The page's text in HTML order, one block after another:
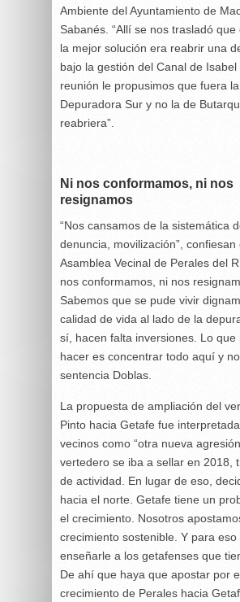
Ambiente del Ayuntamiento de
Sabanés. “Allí se nos trasladó
la mejor solución era reabrir una
bajo la gestión del Canal de Isabel
reunión le propusimos que fuera
Depuradora Sur y no la de
reabriera”.
Ni nos conformamos, ni nos
resignamos
“Nos cansamos de la sistemática
denuncia, movilización”, confiesan
Asamblea Vecinal de Perales del
nos conformamos, ni nos
Sabemos que se pude vivir
calidad de vida al lado de la
sí, hacen falta inversiones. Lo que
hacer es concentrar todo aquí y
sentencia Doblas.
La propuesta de ampliación del
Pinto hacia Getafe fue
vecinos como “otra nueva
vertedero se iba a sellar en 2018,
de actividad. En lugar de eso,
hacia el norte. Getafe tiene un
el crecimiento. Nosotros
crecimiento sostenible. Y para eso
enseñarle a los getafenses que
De ahí que haya que apostar por
crecimiento de Perales hacia